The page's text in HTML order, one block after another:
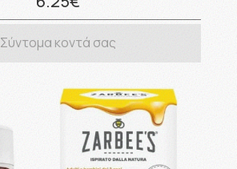
Σύντομα κοντά σας